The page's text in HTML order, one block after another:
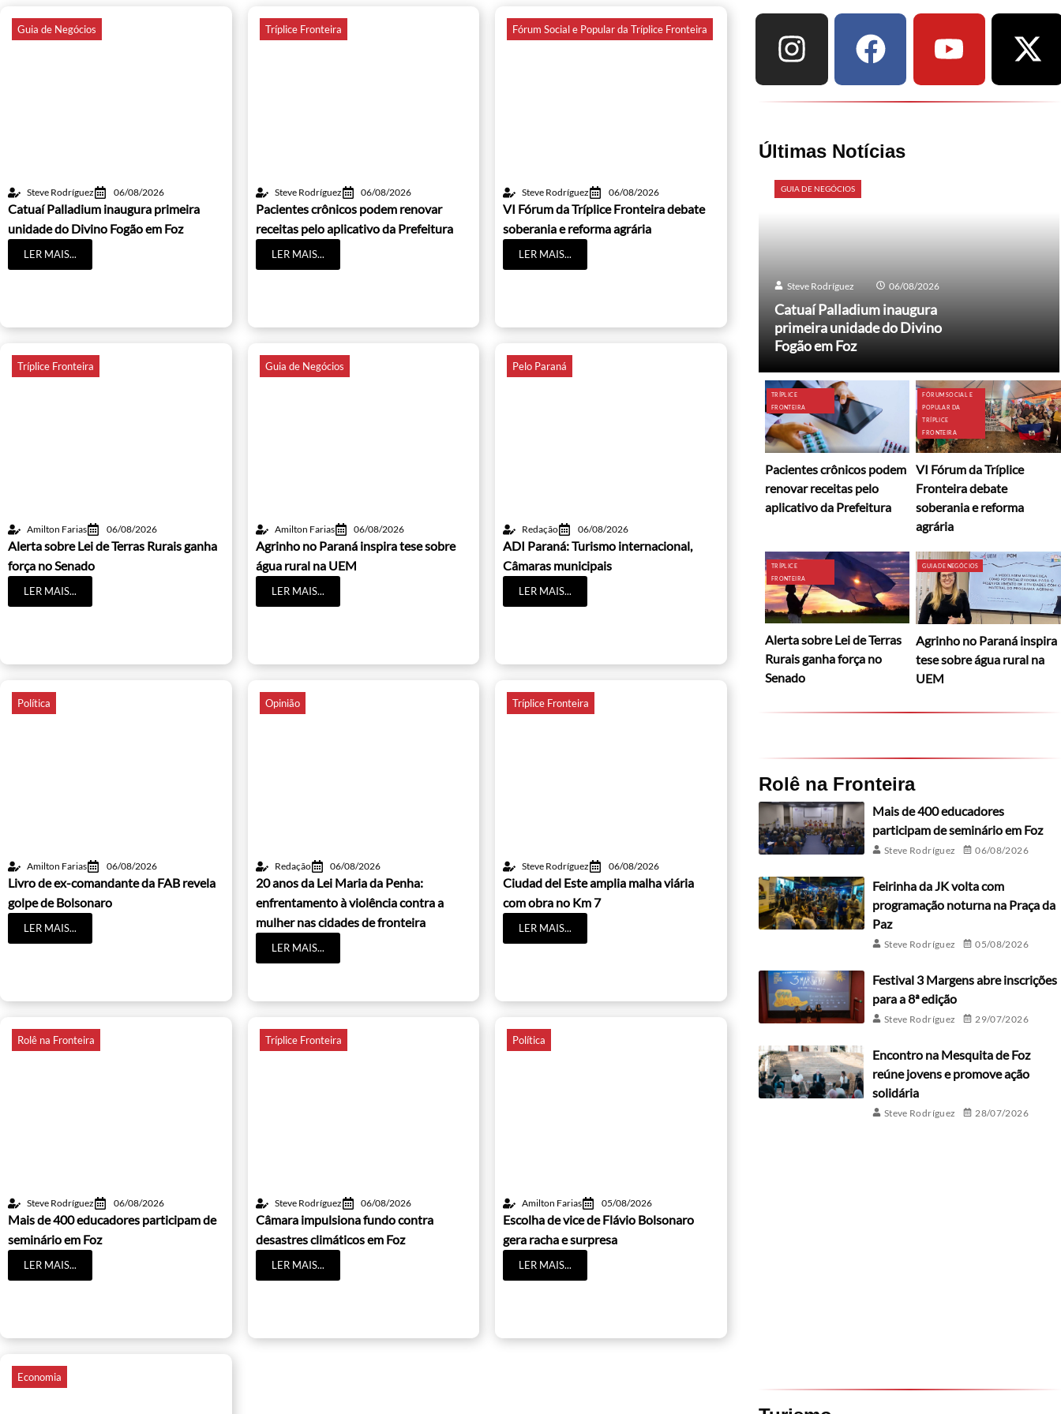
Guia de Negócios
Steve Rodríguez 06/08/2026
Catuaí Palladium inaugura primeira
unidade do Divino Fogão em Foz
LER MAIS...
Tríplice Fronteira
Steve Rodríguez 06/08/2026
Pacientes crônicos podem renovar
receitas pelo aplicativo da Prefeitura
LER MAIS...
Fórum Social e Popular da Tríplice Fronteira
Steve Rodríguez 06/08/2026
VI Fórum da Tríplice Fronteira debate
soberania e reforma agrária
LER MAIS...
Tríplice Fronteira
Amilton Farias 06/08/2026
Alerta sobre Lei de Terras Rurais ganha
força no Senado
LER MAIS...
Guia de Negócios
Amilton Farias 06/08/2026
Agrinho no Paraná inspira tese sobre
água rural na UEM
LER MAIS...
Pelo Paraná
Redação 06/08/2026
ADI Paraná: Turismo internacional,
Câmaras municipais
LER MAIS...
Política
Amilton Farias 06/08/2026
Livro de ex-comandante da FAB revela
golpe de Bolsonaro
LER MAIS...
Opinião
Redação 06/08/2026
20 anos da Lei Maria da Penha:
enfrentamento à violência contra a
mulher nas cidades de fronteira
LER MAIS...
Tríplice Fronteira
Steve Rodríguez 06/08/2026
Ciudad del Este amplia malha viária
com obra no Km 7
LER MAIS...
Rolê na Fronteira
Steve Rodríguez 06/08/2026
Mais de 400 educadores participam de
seminário em Foz
LER MAIS...
Tríplice Fronteira
Steve Rodríguez 06/08/2026
Câmara impulsiona fundo contra
desastres climáticos em Foz
LER MAIS...
Política
Amilton Farias 05/08/2026
Escolha de vice de Flávio Bolsonaro
gera racha e surpresa
LER MAIS...
Economia
Últimas Notícias
GUIA DE NEGÓCIOS
Steve Rodríguez 06/08/2026
Catuaí Palladium inaugura
primeira unidade do Divino
Fogão em Foz
TRÍPLICE
FRONTEIRA
Pacientes crônicos podem
renovar receitas pelo
aplicativo da Prefeitura
FÓRUM SOCIAL E
POPULAR DA
TRÍPLICE
FRONTEIRA
VI Fórum da Tríplice
Fronteira debate
soberania e reforma
agrária
TRÍPLICE
FRONTEIRA
Alerta sobre Lei de Terras
Rurais ganha força no
Senado
GUIA DE NEGÓCIOS
Agrinho no Paraná inspira
tese sobre água rural na
UEM
Rolê na Fronteira
Mais de 400 educadores
participam de seminário em Foz
Steve Rodríguez 06/08/2026
Feirinha da JK volta com
programação noturna na Praça da
Paz
Steve Rodríguez 05/08/2026
Festival 3 Margens abre inscrições
para a 8ª edição
Steve Rodríguez 29/07/2026
Encontro na Mesquita de Foz
reúne jovens e promove ação
solidária
Steve Rodríguez 28/07/2026